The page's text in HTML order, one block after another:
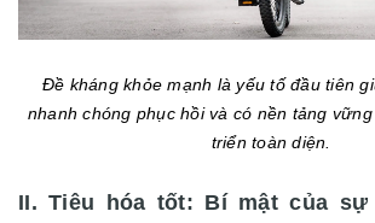
Đề kháng khỏe mạnh là yếu tố đầu tiên
nhanh chóng phục hồi và có nền tảng
triển toàn diện.
II. Tiêu hóa tốt: Bí mật của